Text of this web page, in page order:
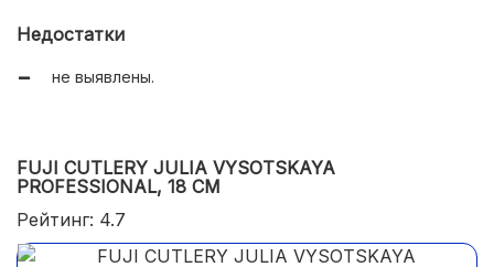
Недостатки
не выявлены.
FUJI CUTLERY JULIA VYSOTSKAYA
PROFESSIONAL, 18 СМ
Рейтинг: 4.7